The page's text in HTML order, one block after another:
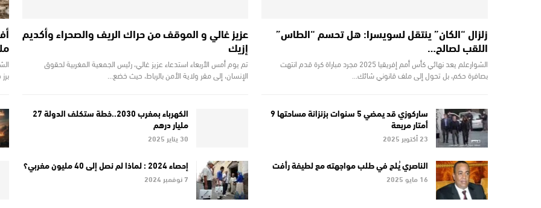
زلزال “الكان” ينتقل لسويسرا: هل تحسم “الطاس”
اللقب لصالح…
الشوارعلم يعد نهائي كأس أمم إفريقيا 2025 مجرد مباراة كرة قدم انتهت
بصافرة حكم، بل تحول إلى ملف قانوني شائك…
ساركوزي قد يمضي 5 سنوات بزنزانة مساحتها 9
أمتار مربعة
23 أكتوبر 2025
الناصري يُلح في طلب مواجهته مع لطيفة رأفت
16 مايو 2025
عزيز غالي و الموقف من حراك الريف والصحراء وأكديم
إزيك
تم يوم أمس الأربعاء استدعاء عزيز غالي، رئيس الجمعية المغربية لحقوق
الإنسان، إلى مقر ولاية الأمن بالرباط، حيث خضع…
الكهرباء بمغرب 2030..خطة ستكلف الدولة 27
مليار درهم
30 يناير 2025
إحصاء 2024 : لماذا لم نصل إلى 40 مليون مغربي؟
7 نوفمبر 2024